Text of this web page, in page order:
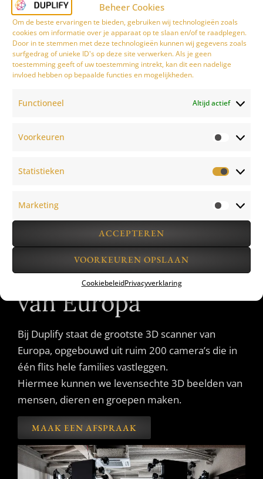
Beheer Cookies
Om de beste ervaringen te bieden, gebruiken wij technologieën zoals
cookies om informatie over je apparaat op te slaan en/of te raadplegen.
Door in te stemmen met deze technologieën kunnen wij gegevens zoals
surfgedrag of unieke ID's op deze site verwerken. Als je geen
toestemming geeft of uw toestemming intrekt, kan dit een nadelige
invloed hebben op bepaalde functies en mogelijkheden.
Functioneel Altijd actief
Voorkeuren
Statistieken
Marketing
ACCEPTEREN
VOORKEUREN OPSLAAN
CookiebeleidPrivacyverklaring
Materiaal
sculptuur
Acrylhars
gekleurd
geharde
INFORMATIE
Grootste 3D scanner
van Europa
Bij Duplify staat de grootste 3D scanner van
Europa, opgebouwd uit ruim 200 camera’s die in
één flits hele families vastleggen.
Hiermee kunnen we levensechte 3D beelden van
mensen, dieren en groepen maken.
MAAK EEN AFSPRAAK